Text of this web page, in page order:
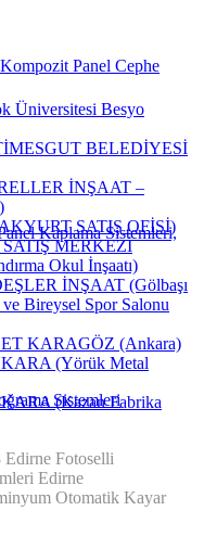
Üniversitesi Besyo
BELEDİYESİ
İNŞAAT –
SATIŞ OFİSİ)
MERKEZİ
Okul İnşaatı)
İNŞAAT (Gölbaşı
Bireysel Spor Salonu
KARAGÖZ (Ankara)
(Yörük Metal
(Kazan Fabrika
Edirne Fotoselli
Edirne